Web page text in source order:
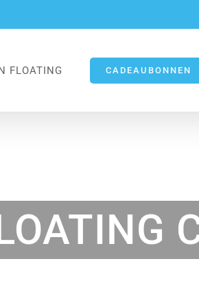
FLOATING CADEAUBONNEN